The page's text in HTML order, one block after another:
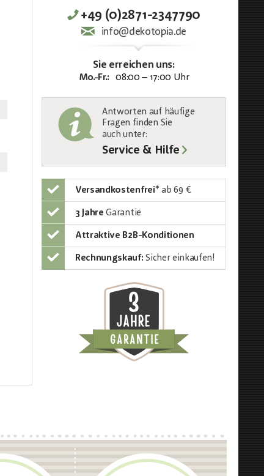
+49 (0)2871-2347790
info@dekotopia.de
Sie erreichen uns:
Mo.-Fr.: 08:00 – 17:00 Uhr
Antworten auf häufige
Fragen finden Sie
auch unter:
Service & Hilfe
Versandkostenfrei* ab 69 €
3 Jahre Garantie
Attraktive B2B-Konditionen
Rechnungskauf: Sicher einkaufen!